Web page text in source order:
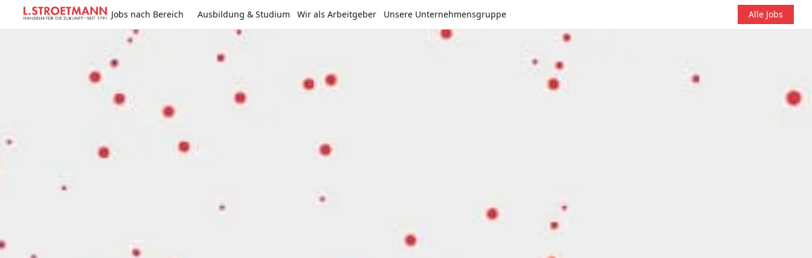
Jobs nach Bereich Ausbildung & Studium Wir als Arbeitgeber Unsere Unternehmensgruppe Alle Jobs